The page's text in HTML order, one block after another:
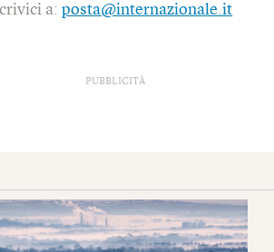
a:posta@internazionale.it
PUBBLICITÀ